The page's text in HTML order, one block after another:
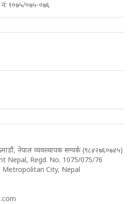
नं: १०७५/०७५-०७६
नेपाल व्यवस्थापक सम्पर्क (९८४२७६०७४५)
Nepal, Regd. No. 1075/075/76
City, Nepal